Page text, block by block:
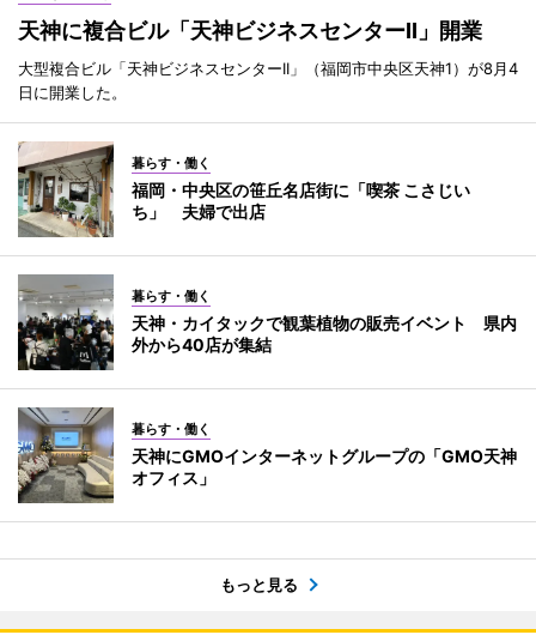
天神に複合ビル「天神ビジネスセンターII」開業
大型複合ビル「天神ビジネスセンターII」（福岡市中央区天神1）が8月4
日に開業した。
暮らす・働く
福岡・中央区の笹丘名店街に「喫茶 こさじい
ち」 夫婦で出店
暮らす・働く
天神・カイタックで観葉植物の販売イベント 県内
外から40店が集結
暮らす・働く
天神にGMOインターネットグループの「GMO天神
オフィス」
もっと見る